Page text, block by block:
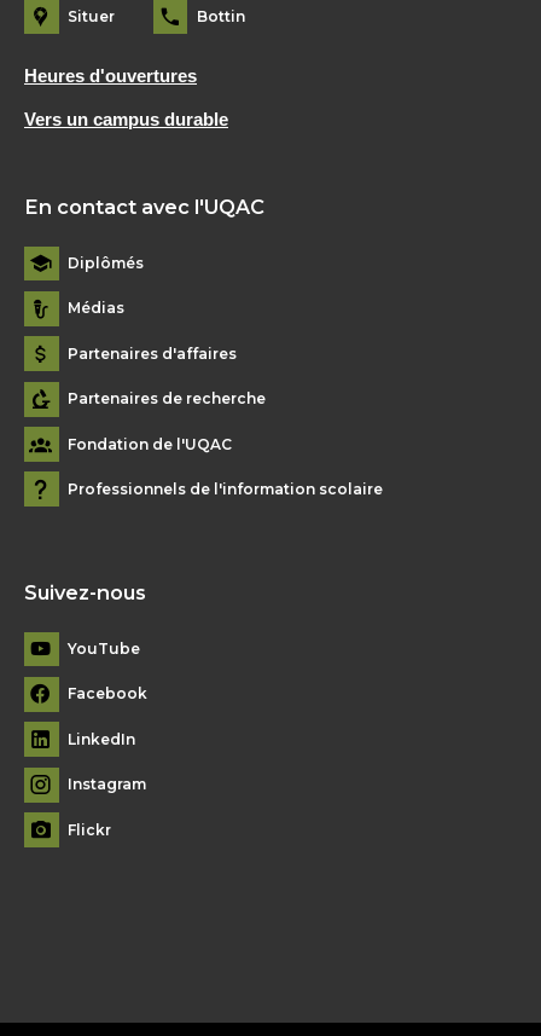
Situer Bottin
Heures d'ouvertures
Vers un campus durable
En contact avec l'UQAC
Diplômés
Médias
Partenaires d'affaires
Partenaires de recherche
Fondation de l'UQAC
Professionnels de l'information scolaire
Suivez-nous
YouTube
Facebook
LinkedIn
Instagram
Flickr